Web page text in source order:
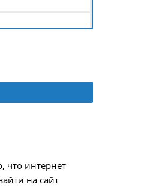
что интернет
на сайт